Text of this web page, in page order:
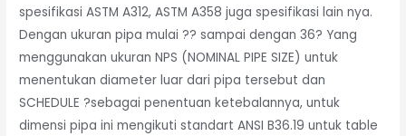
spesifikasi ASTM A312, ASTM A358 juga spesifikasi lain nya.
Dengan ukuran pipa mulai ?? sampai dengan 36? Yang
menggunakan ukuran NPS (NOMINAL PIPE SIZE) untuk
menentukan diameter luar dari pipa tersebut dan
SCHEDULE ?sebagai penentuan ketebalannya, untuk
dimensi pipa ini mengikuti standart ANSI B36.19 untuk table